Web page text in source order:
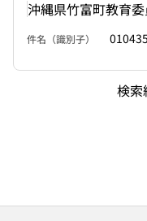
沖縄県竹富町教育
件名（識別子）
検索